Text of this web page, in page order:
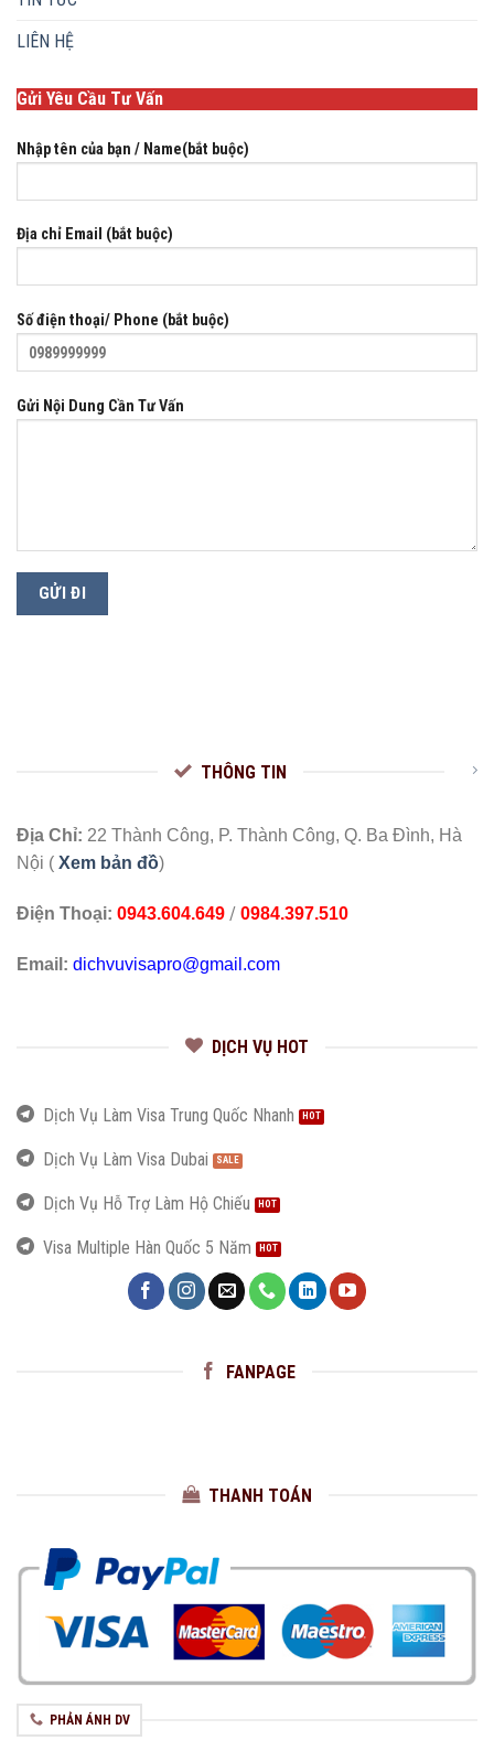
LIÊN HỆ
Gửi Yêu Cầu Tư Vấn
Nhập tên của bạn / Name(bắt buộc)
Địa chỉ Email (bắt buộc)
Số điện thoại/ Phone (bắt buộc)
Gửi Nội Dung Cần Tư Vấn
THÔNG TIN
Địa Chỉ: 22 Thành Công, P. Thành Công, Q. Ba Đình, Hà
Nội ( Xem bản đồ)
Điện Thoại: 0943.604.649 / 0984.397.510
Email: dichvuvisapro@gmail.com
DỊCH VỤ HOT
Dịch Vụ Làm Visa Trung Quốc Nhanh
Dịch Vụ Làm Visa Dubai
Dịch Vụ Hỗ Trợ Làm Hộ Chiếu
Visa Multiple Hàn Quốc 5 Năm
FANPAGE
THANH TOÁN
PHẢN ÁNH DV